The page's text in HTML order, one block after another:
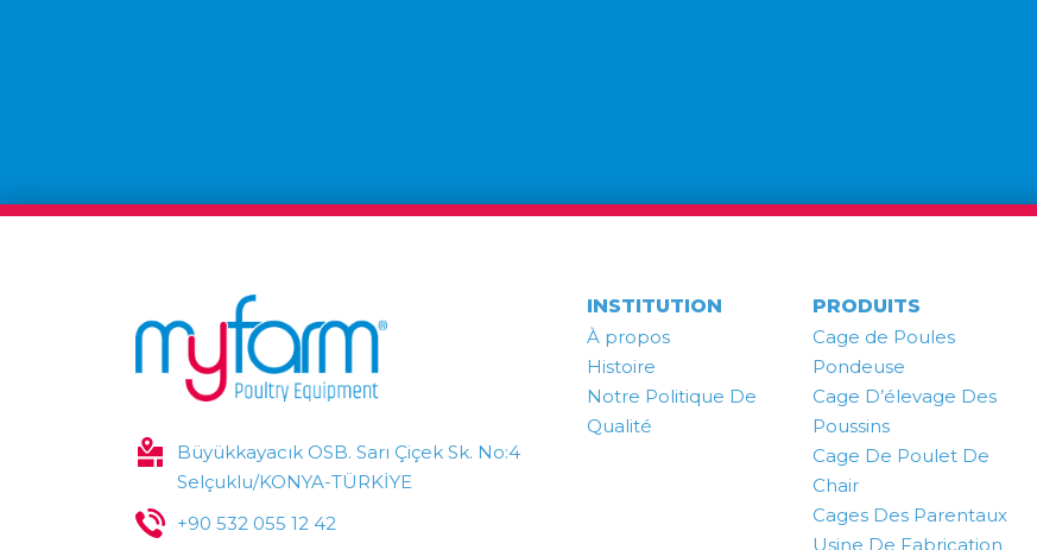
Büyükkayacık OSB. Sarı Çiçek Sk. No:4
Selçuklu/KONYA-TÜRKİYE
+90 532 055 12 42
INSTITUTION
À propos
Histoire
Notre Politique De
Qualité
PRODUITS
Cage de Poules
Pondeuse
Cage D’élevage Des
Poussins
Cage De Poulet De
Chair
Cages Des Parentaux
Usine De Fabrication